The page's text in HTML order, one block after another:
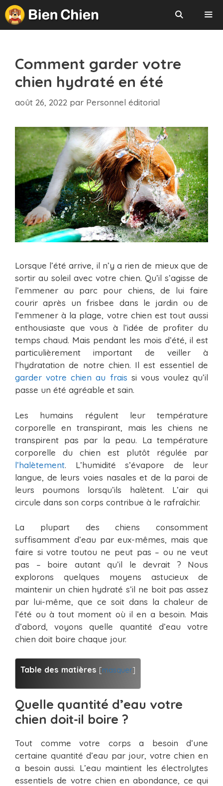
Aller
au
contenu
Comment garder votre
chien hydraté en été
août 26, 2022 par Personnel éditorial
Lorsque l’été arrive, il n’y a rien de mieux que de
sortir au soleil avec votre chien. Qu’il s’agisse de
l’emmener au parc pour chiens, de lui faire
courir après un frisbee dans le jardin ou de
l’emmener à la plage, votre chien est tout aussi
enthousiaste que vous à l’idée de profiter du
temps chaud. Mais pendant les mois d’été, il est
particulièrement important de veiller à
l’hydratation de notre chien. Il est essentiel de
garder votre chien au frais si vous voulez qu’il
passe un été agréable et sain.
Les humains régulent leur température
corporelle en transpirant, mais les chiens ne
transpirent pas par la peau. La température
corporelle du chien est plutôt régulée par
l’halètement. L’humidité s’évapore de leur
langue, de leurs voies nasales et de la paroi de
leurs poumons lorsqu’ils halètent. L’air qui
circule dans son corps contribue à le rafraîchir.
La plupart des chiens consomment
suffisamment d’eau par eux-mêmes, mais que
faire si votre toutou ne peut pas – ou ne veut
pas – boire autant qu’il le devrait ? Nous
explorons quelques moyens astucieux de
maintenir un chien hydraté s’il ne boit pas assez
par lui-même, que ce soit dans la chaleur de
l’été ou à tout moment où il en a besoin. Mais
d’abord, voyons quelle quantité d’eau votre
chien doit boire chaque jour.
Table des matières [masquer]
Quelle quantité d’eau votre
chien doit-il boire ?
Tout comme votre corps a besoin d’une
certaine quantité d’eau par jour, votre chien en
a besoin aussi. L’eau maintient les électrolytes
essentiels de votre chien en abondance, ce qui